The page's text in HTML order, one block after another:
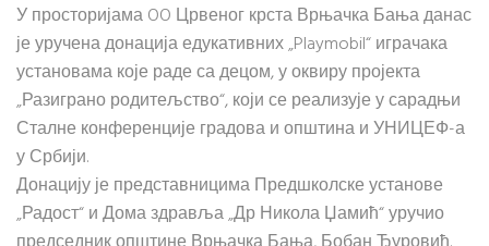
У просторијама OO Црвеног крста Врњачка Бања данас
је уручена донација едукативних „Playmobil“ играчака
установама које раде са децом, у оквиру пројекта
„Разиграно родитељство“, који се реализује у сарадњи
Сталне конференције градова и општина и УНИЦЕФ-а
у Србији.
Донацију је представницима Предшколске установе
„Радост“ и Дома здравља „Др Никола Џамић“ уручио